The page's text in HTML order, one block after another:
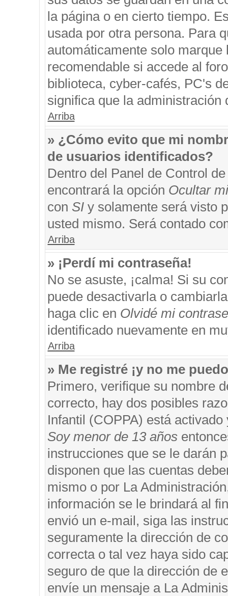
la página o en cierto tiempo.
usada por otra persona. Para
automáticamente solo
recomendable si accede al
biblioteca, cyber-cafés, PC's
significa que la administración
Arriba
» ¿Cómo evito que mi
de usuarios identificados?
Dentro del Panel de Control
encontrará la opción Ocultar
con SIy solamente será visto
usted mismo. Será contado
Arriba
» ¡Perdí mi contraseña!
No se asuste, ¡calma! Si su
puede desactivarla o
haga clic en Olvidé mi
identificado nuevamente en
Arriba
» Me registré ¡y no me
Primero, verifique su nombre
correcto, hay dos posibles
Infantil (COPPA) está
Soy menor de 13 años
instrucciones que se le darán
disponen que las cuentas
mismo o por La
información se le brindará al
envió un e-mail, siga las
seguramente la dirección de
correcta o tal vez haya sido
seguro de que la dirección de
envíe un mensaje a La